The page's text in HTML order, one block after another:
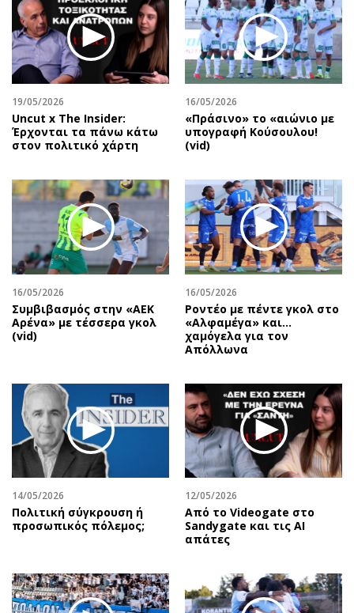
19/05/2026
Uncut x The Insider:
Έρχονται τα πάνω κάτω
στον πολιτικό χάρτη
16/05/2026
«Πράσινο» το «αιώνιο με
υπογραφή Κούσουλου!
(vid)
16/05/2026
Συμβιβασμός στην «ΑΕΚ
Αρένα» με τέσσερα γκολ
(vid)
16/05/2026
Ροντέο με πέντε γκολ στο
«Αλφαμέγα» και…
χαμόγελα για τον
Απόλλωνα
14/05/2026
Πολιτική σύγκρουση ή
προσωπικός πόλεμος;
12/05/2026
Από το Videogate στο
Sandygate και τις AI
απάτες